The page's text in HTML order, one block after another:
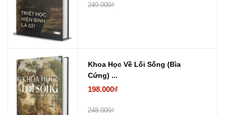
249.000₫
Khoa Học Về Lối Sống (Bìa
Cứng) ...
198.000₫
248.000₫